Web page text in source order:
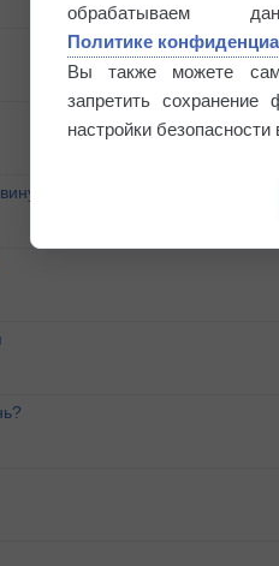
обрабатываем
Политике
Вы также можете
запретить
настройки